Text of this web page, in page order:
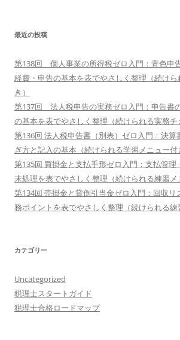
最近の投稿
第138回 個人事業の所得税ゼロ入門：青色申
経費・申告の基本を表でやさしく整理（続け
き）
第137回 法人税申告の実務ゼロ入門：申告書
の基本を表でやさしく整理（続けられる実務チ
第136回 法人税申告書（別表）ゼロ入門：決算
ぎ方と記入の基本（続けられる学習メニュー付
第135回 買掛金と支払手形ゼロ入門：支払管理
末処理を表でやさしく整理（続けられる練習メ
第134回 売掛金と貸倒引当金ゼロ入門：回収リ
務ポイントを表でやさしく整理（続けられる練
カテゴリー
Uncategorized
税理士スタートガイド
税理士合格ロードマップ